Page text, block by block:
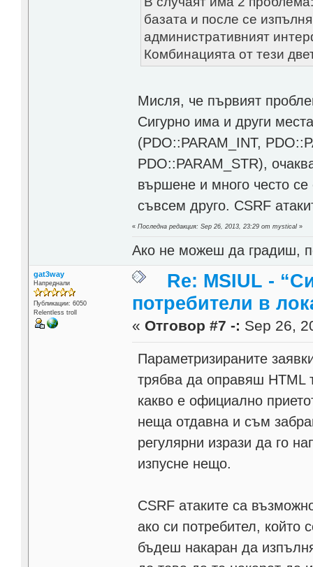
базата и после се
административният
Комбинацията от тези
Мисля, че първият
Сигурно има и други
(PDO::PARAM_INT,
PDO::PARAM_STR),
вършене и много често
съвсем друго. CSRF
«Последна редакция: Sep 26, 2013, 23:29 от mystical »
Ако не можеш да градиш,
gat3way
Напреднали
Публикации: 6050
Relentless troll
Re: MSIUL -
потребители в
« Отговор #7 -: Sep 26,
Параметризираните
трябва да оправяш HTML
какво е официално
неща отдавна и съм
регулярни изрази да го
изпусне нещо.
CSRF атаките са
ако си потребител,
бъдеш накаран да